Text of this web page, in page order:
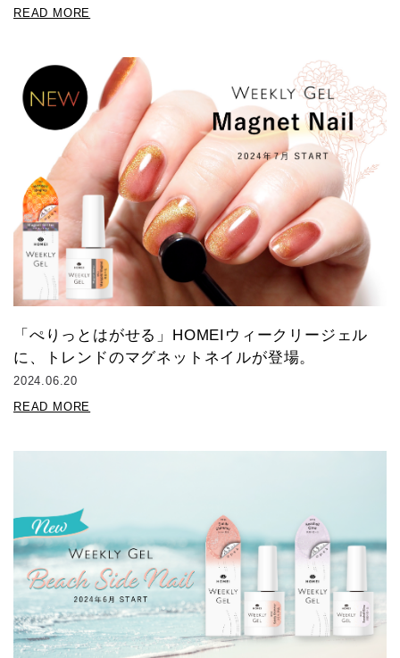
READ MORE
「ぺりっとはがせる」HOMEIウィークリージェル
に、トレンドのマグネットネイルが登場。
2024.06.20
READ MORE